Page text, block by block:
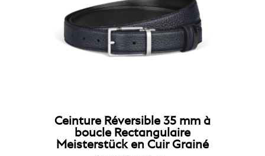
Ceinture Réversible 35 mm à
boucle Rectangulaire
Meisterstück en Cuir Grainé